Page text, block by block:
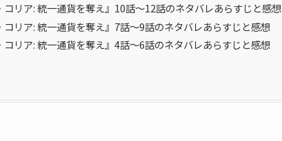
リア: 統一通貨を奪え』10話〜12話のネタバレあらすじと感想
リア: 統一通貨を奪え』7話〜9話のネタバレあらすじと感想
リア: 統一通貨を奪え』4話〜6話のネタバレあらすじと感想